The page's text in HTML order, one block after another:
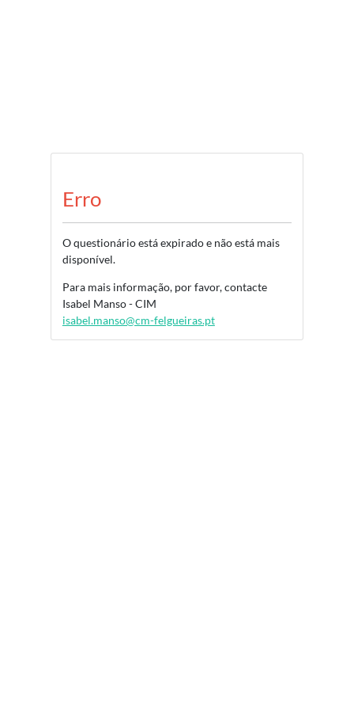
Erro
O questionário está expirado e não está mais
disponível.
Para mais informação, por favor, contacte
Isabel Manso - CIM
isabel.manso@cm-felgueiras.pt